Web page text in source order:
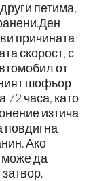
петима,
причината
скорост, с
от
шофьор
72 часа, като
изтича
повдигна
Ако
може да